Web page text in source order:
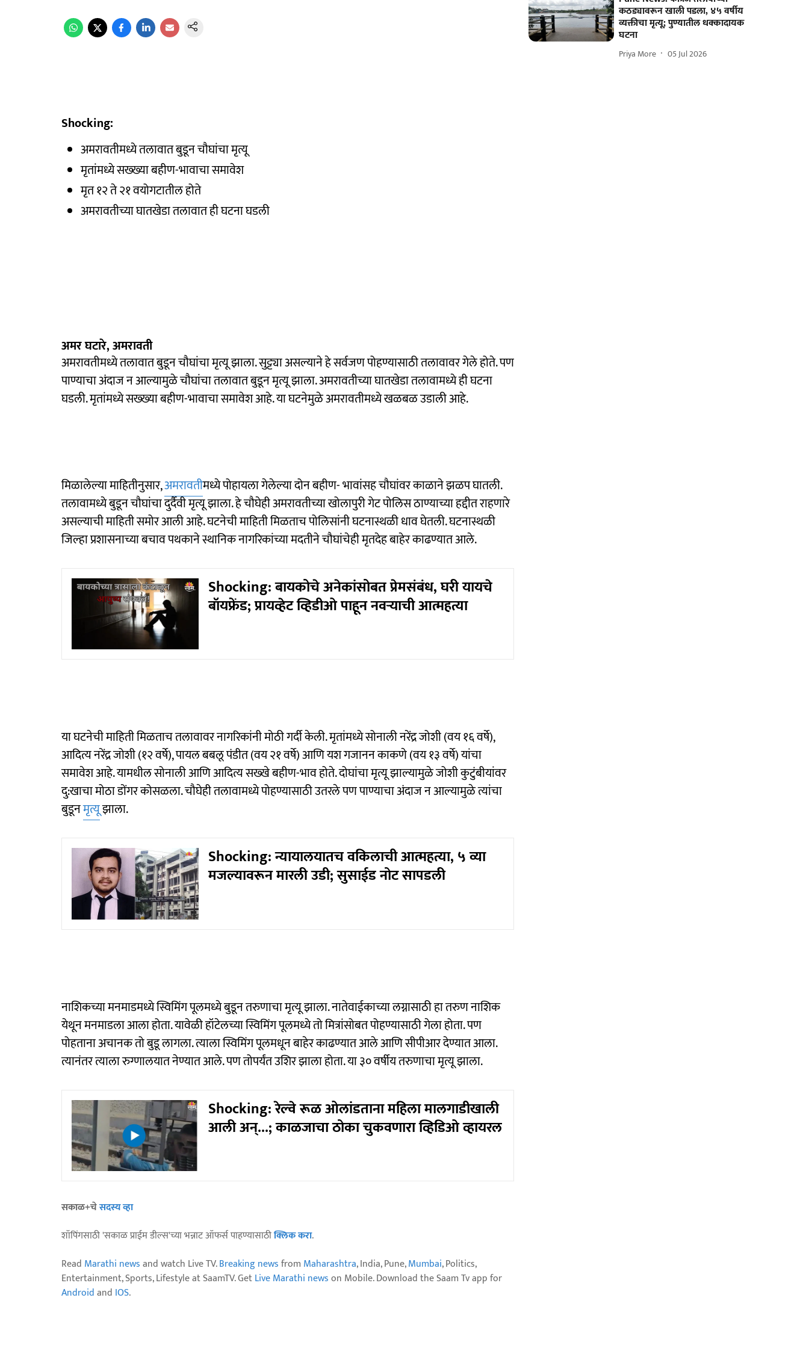
Shocking:
अमरावतीमध्ये तलावात बुडून चौघांचा मृत्यू
मृतांमध्ये सख्ख्या बहीण-भावाचा समावेश
मृत १२ ते २१ वयोगटातील होते
अमरावतीच्या घातखेडा तलावात ही घटना घडली
अमर घटारे, अमरावती
अमरावतीमध्ये तलावात बुडून चौघांचा मृत्यू झाला. सुट्ट्या असल्याने हे सर्वजण पोहण्यासाठी तलावावर गेले होते. पण
पाण्याचा अंदाज न आल्यामुळे चौघांचा तलावात बुडून मृत्यू झाला. अमरावतीच्या घातखेडा तलावामध्ये ही घटना
घडली. मृतांमध्ये सख्ख्या बहीण-भावाचा समावेश आहे. या घटनेमुळे अमरावतीमध्ये खळबळ उडाली आहे.
मिळालेल्या माहितीनुसार,अमरावतीमध्ये पोहायला गेलेल्या दोन बहीण- भावांसह चौघांवर काळाने झळप घातली.
तलावामध्ये बुडून चौघांचा दुर्दैवी मृत्यू झाला. हे चौघेही अमरावतीच्या खोलापुरी गेट पोलिस ठाण्याच्या हद्दीत राहणारे
असल्याची माहिती समोर आली आहे. घटनेची माहिती मिळताच पोलिसांनी घटनास्थळी धाव घेतली. घटनास्थळी
जिल्हा प्रशासनाच्या बचाव पथकाने स्थानिक नागरिकांच्या मदतीने चौघांचेही मृतदेह बाहेर काढण्यात आले.
Shocking: बायकोचे अनेकांसोबत प्रेमसंबंध, घरी यायचे
बॉयफ्रेंड; प्रायव्हेट व्हिडीओ पाहून नवऱ्याची आत्महत्या
या घटनेची माहिती मिळताच तलावावर नागरिकांनी मोठी गर्दी केली. मृतांमध्ये सोनाली नरेंद्र जोशी (वय १६ वर्षे),
आदित्य नरेंद्र जोशी (१२ वर्षे), पायल बबलू पंडीत (वय २१ वर्षे) आणि यश गजानन काकणे (वय १३ वर्षे) यांचा
समावेश आहे. यामधील सोनाली आणि आदित्य सख्खे बहीण-भाव होते. दोघांचा मृत्यू झाल्यामुळे जोशी कुटुंबीयांवर
दु:खाचा मोठा डोंगर कोसळला. चौघेही तलावामध्ये पोहण्यासाठी उतरले पण पाण्याचा अंदाज न आल्यामुळे त्यांचा
बुडूनमृत्यूझाला.
Shocking: न्यायालयातच वकिलाची आत्महत्या, ५ व्या
मजल्यावरून मारली उडी; सुसाईड नोट सापडली
नाशिकच्या मनमाडमध्ये स्विमिंग पूलमध्ये बुडून तरुणाचा मृत्यू झाला. नातेवाईकाच्या लग्नासाठी हा तरुण नाशिक
येथून मनमाडला आला होता. यावेळी हॉटेलच्या स्विमिंग पूलमध्ये तो मित्रांसोबत पोहण्यासाठी गेला होता. पण
पोहताना अचानक तो बुडू लागला. त्याला स्विमिंग पूलमधून बाहेर काढण्यात आले आणि सीपीआर देण्यात आला.
त्यानंतर त्याला रुग्णालयात नेण्यात आले. पण तोपर्यंत उशिर झाला होता. या ३० वर्षीय तरुणाचा मृत्यू झाला.
Shocking: रेल्वे रूळ ओलांडताना महिला मालगाडीखाली
आली अन्...; काळजाचा ठोका चुकवणारा व्हिडिओ व्हायरल
सकाळ+चेसदस्य व्हा
शॉपिंगसाठी 'सकाळ प्राईम डील्स'च्या भन्नाट ऑफर्स पाहण्यासाठीक्लिक करा.
Read Marathi newsand watch Live TV.Breaking newsfrom Maharashtra, India, Pune,Mumbai, Politics,
Entertainment, Sports, Lifestyle at SaamTV. GetLive Marathi newson Mobile. Download the Saam Tv app for
Androidand IOS.
कठड्यावरून खाली पडला, ४५ वर्षीय
व्यक्तीचा मृत्यू; पुण्यातील धक्कादायक
घटना
Priya More 05 Jul 2026